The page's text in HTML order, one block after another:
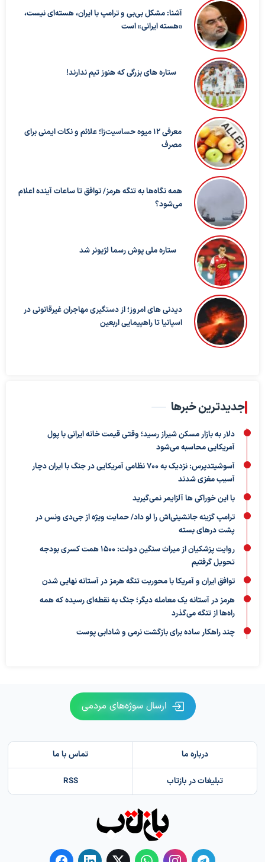
آشنا: مشکل بی‌بی‌ و ترامپ با ایران، هسته‌ای نیست،
«هسته ایرانی» است
ستاره های بزرگی که هنوز تیم ندارند!
معرفی ۱۲ میوه حساسیت‌زا؛ علائم و نکات ایمنی برای
مصرف
همه نگاه‌ها به تنگه هرمز/ توافق تا ساعات آینده اعلام
می‌شود؟
ستاره ملی پوش رسما لژیونر شد
دیدنی های امروز؛ از دستگیری مهاجران غیرقانونی در
اسپانیا تا راهپیمایی اربعین
جدیدترین خبرها
دلار به بازار مسکن شیراز رسید؛ وقتی قیمت خانه ایرانی با پول
آمریکایی محاسبه می‌شود
آسوشیتدپرس: نزدیک به ۷۰۰ نظامی آمریکایی در جنگ با ایران دچار
آسیب مغزی شدند
با این خوراکی ها آلزایمر نمی‌گیرید
ترامپ گزینه جانشینی‌اش را لو داد/ حمایت ویژه از جی‌دی ونس در
پشت درهای بسته
روایت پزشکیان از میراث سنگین دولت: ۱۵۰۰ همت کسری بودجه
تحویل گرفتیم
توافق ایران و آمریکا با محوریت تنگه هرمز در آستانه نهایی شدن
هرمز در آستانه یک معامله دیگر؛ جنگ به نقطه‌ای رسیده که همه
راه‌ها از تنگه می‌گذرد
چند راهکار ساده برای بازگشت نرمی و شادابی پوست
ارسال سوژه‌های مردمی
درباره ما تماس با ما
تبلیغات در بازتاب RSS